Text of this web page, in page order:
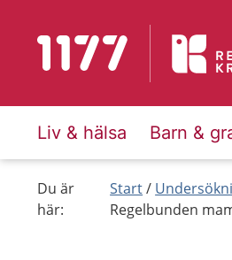
Till startsidan för 1177
Liv & hälsa Barn &
Du är
här:
Start
Regelbunden